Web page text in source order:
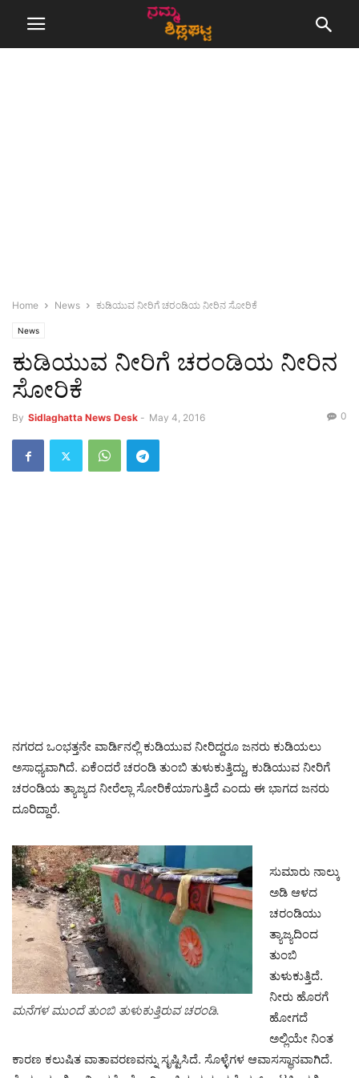
Home News ಕುಡಿಯುವ ನೀರಿಗೆ ಚರಂಡಿಯ ನೀರಿನ ಸೋರಿಕೆ
News
ಕುಡಿಯುವ ನೀರಿಗೆ ಚರಂಡಿಯ ನೀರಿನ
ಸೋರಿಕೆ
By Sidlaghatta News Desk - May 4, 2016 0
ನಗರದ ಒಂಭತ್ತನೇ ವಾರ್ಡಿನಲ್ಲಿ ಕುಡಿಯುವ ನೀರಿದ್ದರೂ ಜನರು ಕುಡಿಯಲು
ಅಸಾಧ್ಯವಾಗಿದೆ. ಏಕೆಂದರೆ ಚರಂಡಿ ತುಂಬಿ ತುಳುಕುತ್ತಿದ್ದು, ಕುಡಿಯುವ ನೀರಿಗೆ
ಚರಂಡಿಯ ತ್ಯಾಜ್ಯದ ನೀರೆಲ್ಲಾ ಸೋರಿಕೆಯಾಗುತ್ತಿದೆ ಎಂದು ಈ ಭಾಗದ ಜನರು
ದೂರಿದ್ದಾರೆ.
ಮನೆಗಳ ಮುಂದೆ ತುಂಬಿ ತುಳುಕುತ್ತಿರುವ ಚರಂಡಿ.
ಸುಮಾರು ನಾಲ್ಕು
ಅಡಿ ಆಳದ
ಚರಂಡಿಯು
ತ್ಯಾಜ್ಯದಿಂದ
ತುಂಬಿ
ತುಳುಕುತ್ತಿದೆ.
ನೀರು ಹೊರಗೆ
ಹೋಗದೆ
ಅಲ್ಲಿಯೇ ನಿಂತ
ಕಾರಣ ಕಲುಷಿತ ವಾತಾವರಣವನ್ನು ಸೃಷ್ಟಿಸಿದೆ. ಸೊಳ್ಳೆಗಳ ಆವಾಸಸ್ಥಾನವಾಗಿದೆ.